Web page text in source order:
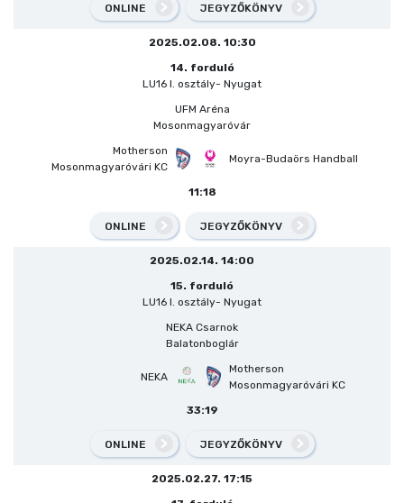
ONLINE JEGYZŐKÖNYV
2025.02.08. 10:30
14. forduló
LU16 I. osztály- Nyugat
UFM Aréna
Mosonmagyaróvár
Motherson
Mosonmagyaróvári KC
Moyra-Budaörs Handball
11:18
ONLINE JEGYZŐKÖNYV
2025.02.14. 14:00
15. forduló
LU16 I. osztály- Nyugat
NEKA Csarnok
Balatonboglár
NEKA
Motherson
Mosonmagyaróvári KC
33:19
ONLINE JEGYZŐKÖNYV
2025.02.27. 17:15